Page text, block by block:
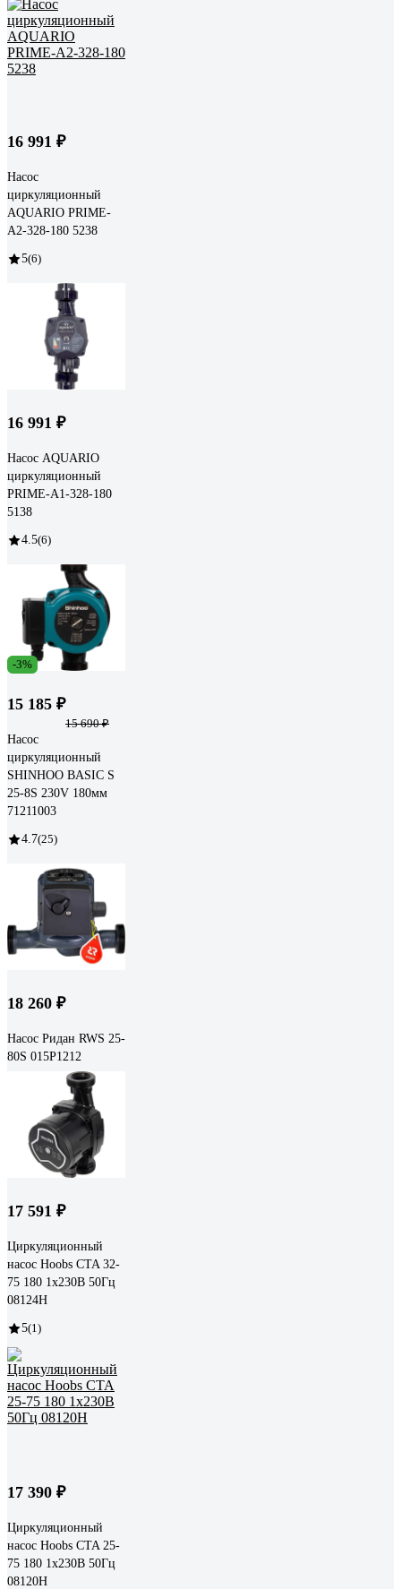
16 991 ₽
Насос
циркуляционный
AQUARIO PRIME-
A2-328-180 5238
5(6)
16 991 ₽
Насос AQUARIO
циркуляционный
PRIME-A1-328-180
5138
4.5(6)
-3%
15 185 ₽
15 690 ₽
Насос
циркуляционный
SHINHOO BASIC S
25-8S 230V 180мм
71211003
4.7(25)
18 260 ₽
Насос Ридан RWS 25-
80S 015P1212
17 591 ₽
Циркуляционный
насос Hoobs CTA 32-
75 180 1x230В 50Гц
08124H
5(1)
17 390 ₽
Циркуляционный
насос Hoobs CTA 25-
75 180 1x230В 50Гц
08120H